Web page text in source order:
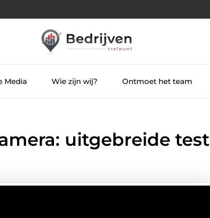
Media Wie zijn wij? Ontmoet het team
uitgebreide test